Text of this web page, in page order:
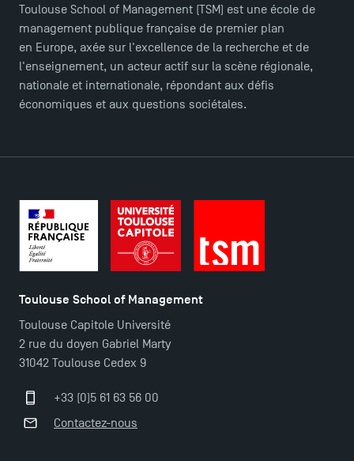
Ouverture des candidatures pour le Doctoral
2025 !
Toulouse School of Management (TSM) est une école de
management publique française de premier plan
en Europe, axée sur l'excellence de la recherche et de
l'enseignement, un acteur actif sur la scène régionale,
nationale et internationale, répondant aux défis
économiques et aux questions sociétales.
Toulouse School of Management
Toulouse Capitole Université
2 rue du doyen Gabriel Marty
31042 Toulouse Cedex 9
+33 (0)5 61 63 56 00
Contactez-nous